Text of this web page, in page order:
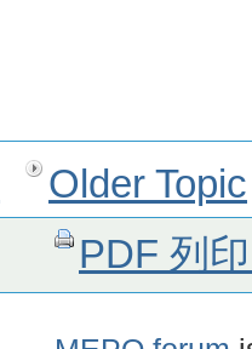
Older Topic
PDF 列